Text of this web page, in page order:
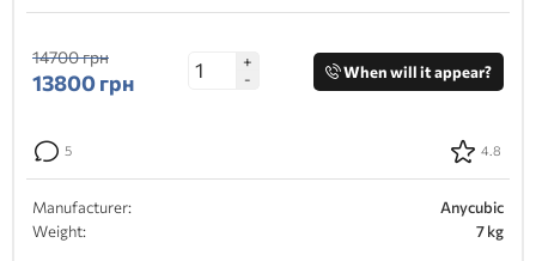
14700 грн
13800грн
+
-
When will it appear?
5 4.8
Manufacturer:
Anycubic
Weight:
7 kg